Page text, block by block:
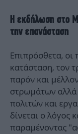
Η εκδήλωση στο
την επανάσταση
Επιπρόσθετα, οι
κατάσταση, τον
παρόν και
στρωμάτων αλλά
πολιτών και
δίνεται ο λόγος
παραμένοντας